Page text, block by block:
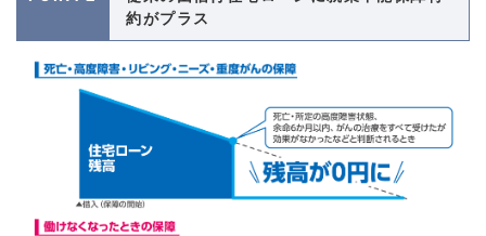
約がプラス